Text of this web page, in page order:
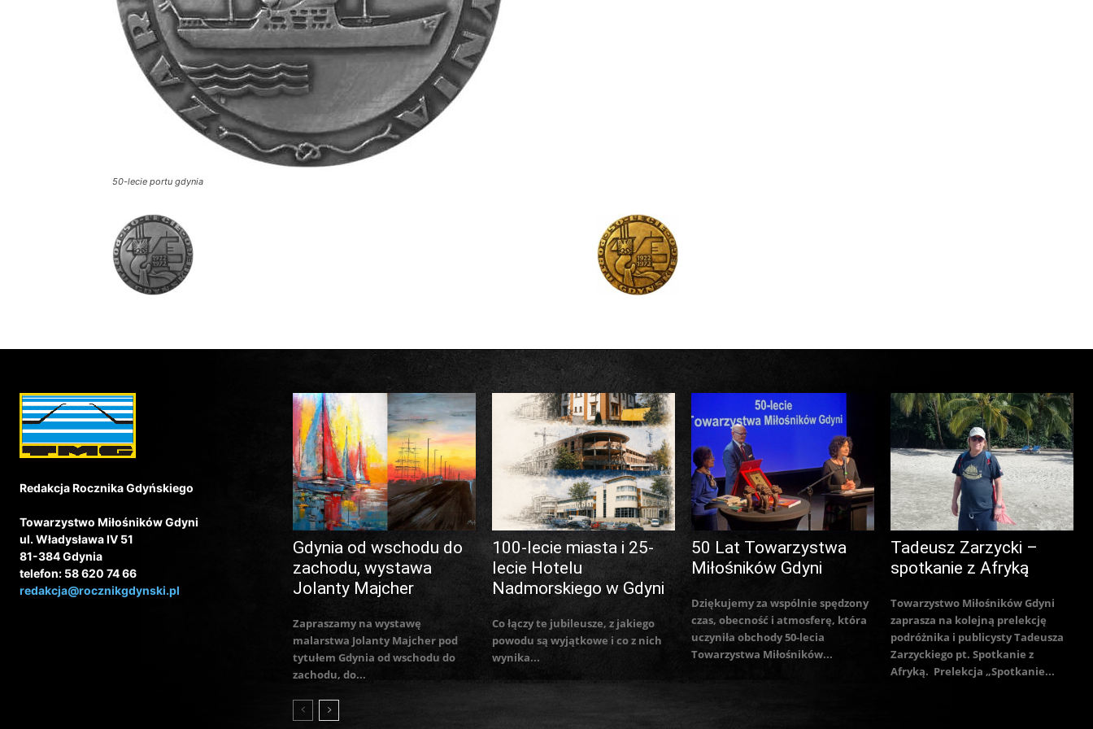
50-lecie portu gdynia
Redakcja Rocznika Gdyńskiego
Towarzystwo Miłośników Gdyni
ul. Władysława IV 51
81-384 Gdynia
telefon: 58 620 74 66
redakcja@rocznikgdynski.pl
Gdynia od wschodu do
zachodu, wystawa
Jolanty Majcher
Zapraszamy na wystawę
malarstwa Jolanty Majcher pod
tytułem Gdynia od wschodu do
zachodu, do...
100-lecie miasta i 25-
lecie Hotelu
Nadmorskiego w Gdyni
Co łączy te jubileusze, z jakiego
powodu są wyjątkowe i co z nich
wynika...
50 Lat Towarzystwa
Miłośników Gdyni
Dziękujemy za wspólnie spędzony
czas, obecność i atmosferę, która
uczyniła obchody 50-lecia
Towarzystwa Miłośników...
Tadeusz Zarzycki –
spotkanie z Afryką
Towarzystwo Miłośników Gdyni
zaprasza na kolejną prelekcję
podróżnika i publicysty Tadeusza
Zarzyckiego pt. Spotkanie z
Afryką. Prelekcja „Spotkanie...